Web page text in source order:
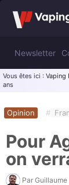
Newsletter
Vous êtes ici : Vaping
ans
Opinion #
Pour
on
Par Guillaume